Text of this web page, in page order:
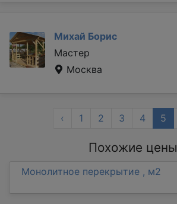
Михай Борис
Мастер
Москва
‹ 1 2 3 4 5
Похожие цены
Монолитное перекрытие , м2